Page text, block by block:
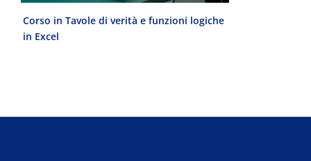
Corso in Tavole di verità e funzioni logiche
in Excel